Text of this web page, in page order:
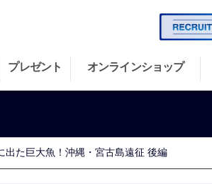
プレゼント オンラインショップ
出た巨大魚！沖縄・宮古島遠征 後編